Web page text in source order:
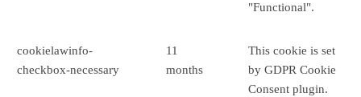
"Functional".
cookielawinfo-
checkbox-necessary
11
months
This cookie is set
by GDPR Cookie
Consent plugin.